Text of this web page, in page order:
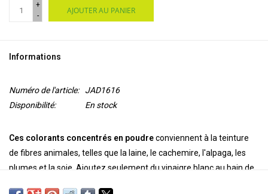
+
-
AJOUTER AU PANIER
Informations
Numéro de l'article:
JAD1616
Disponibilité:
En stock
Ces colorants concentrés en poudreconviennent à la teinture
de fibres animales, telles que la laine, le cachemire, l'alpaga, les
plumes et la soie. Ajoutez seulement du vinaigre blanc au bain de